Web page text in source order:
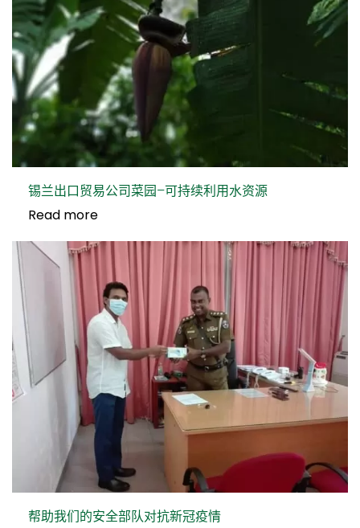
锡兰出口贸易公司菜园–可持续利用水资源
Read more
帮助我们的安全部队对抗新冠疫情